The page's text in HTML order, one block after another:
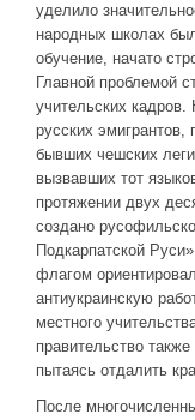
уделило
народных школах
обучение, начато
Главной проблемой
учительских
русских
бывших чешских
вызвавших тот
протяжении двух
создано
Подкарпатской
флагом
антиукраинскую
местного
правительство
пытаясь отдалить
После